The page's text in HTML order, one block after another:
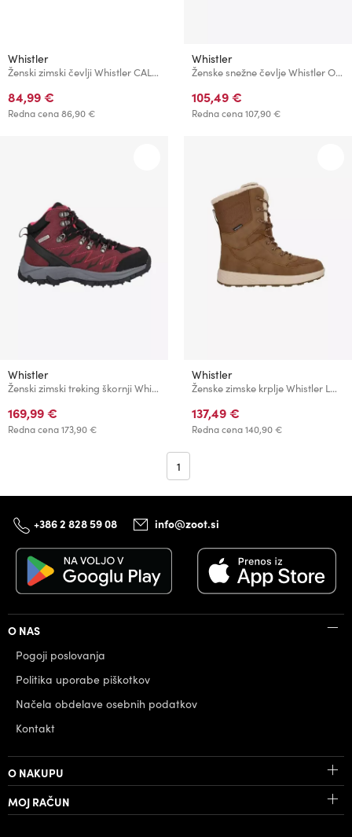
Whistler
Ženski zimski čevlji Whistler CALLEN
84,99 €
Redna cena86,90 €
Whistler
Ženske snežne čevlje Whistler OENPI
105,49 €
Redna cena107,90 €
Whistler
Ženski zimski treking škornji Whistler CONTAI
169,99 €
Redna cena173,90 €
Whistler
Ženske zimske krplje Whistler LOUMON
137,49 €
Redna cena140,90 €
1
+386 2 828 59 08 info@zoot.si
O NAS
Pogoji poslovanja
Politika uporabe piškotkov
Načela obdelave osebnih podatkov
Kontakt
O NAKUPU
MOJ RAČUN